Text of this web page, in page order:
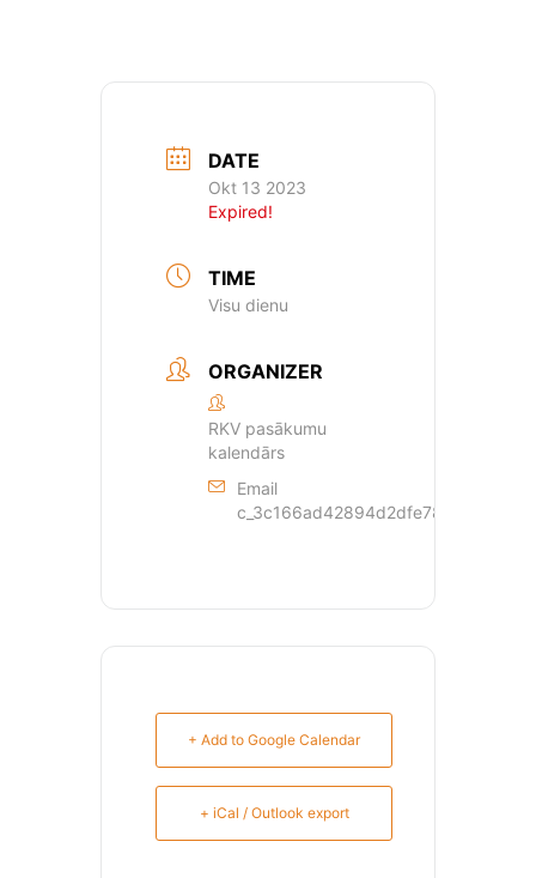
DATE
Okt 13 2023
Expired!
TIME
Visu dienu
ORGANIZER
RKV pasākumu
kalendārs
Email
+ Add to Google Calendar
+ iCal / Outlook export